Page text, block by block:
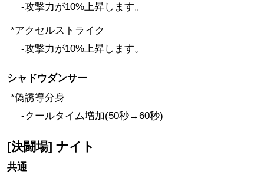
-攻撃力が10%上昇します。
*アクセルストライク
-攻撃力が10%上昇します。
シャドウダンサー
*偽誘導分身
-クールタイム増加(50秒→60秒)
[決闘場] ナイト
共通